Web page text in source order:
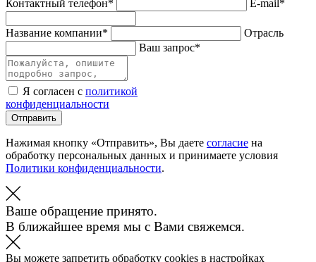
Контактный телефон*
E-mail*
Название компании*
Отрасль
Ваш запрос*
Я согласен с политикой
конфиденциальности
Отправить
Нажимая кнопку «Отправить», Вы даете согласие на
обработку персональных данных и принимаете условия
Политики конфиденциальности.
Ваше обращение принято.
В ближайшее время мы с Вами свяжемся.
Вы можете запретить обработку cookies в настройках